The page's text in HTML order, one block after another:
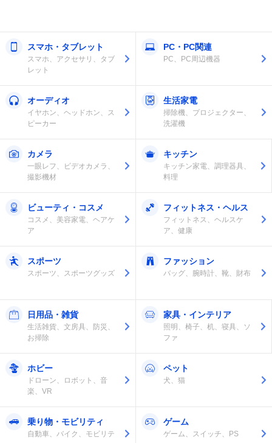
スマホ・タブレット
スマホ、アクセサリ、タブ
レット
PC・PC関連
PC、PC周辺機器
オーディオ
イヤホン、ヘッドホン、ス
ピーカー
生活家電
掃除機、プロジェクター、
洗濯機
カメラ
一眼レフ、ビデオカメラ、
撮影機材
キッチン
キッチン家電、調理器具、
料理
ビューティ・コスメ
コスメ、美容家電、ヘアケ
ア
フィットネス・ヘルス
フィットネス、ヘルスケ
ア、健康
スポーツ
スポーツ、スポーツグッズ
ファッション
バッグ、腕時計、靴、財布
日用品・雑貨
生活雑貨、文房具、防災、
お掃除
家具・インテリア
照明、椅子、机、寝具、ソ
ファ
ホビー
ドローン、ロボット、音
楽、VR
ペット
犬、猫
乗り物・モビリティ
自動車、バイク、モビリテ
ゲーム
ゲーム、スイッチ、PS